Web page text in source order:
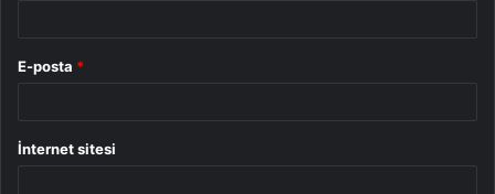
E-posta *
İnternet sitesi